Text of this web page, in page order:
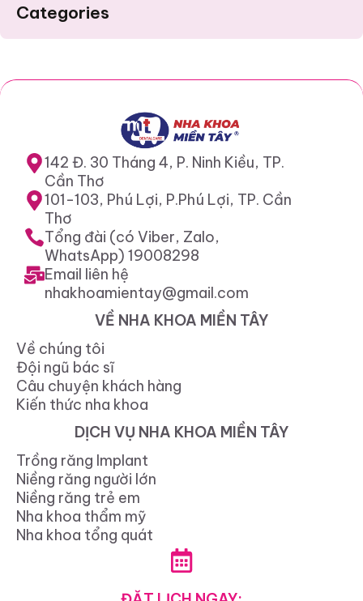
Categories
142 Đ. 30 Tháng 4, P. Ninh Kiều, TP.
Cần Thơ
101-103, Phú Lợi, P.Phú Lợi, TP. Cần
Thơ
Tổng đài (có Viber, Zalo,
WhatsApp) 19008298
Email liên hệ
nhakhoamientay@gmail.com
VỀ NHA KHOA MIỀN TÂY
Về chúng tôi
Đội ngũ bác sĩ
Câu chuyện khách hàng
Kiến thức nha khoa
DỊCH VỤ NHA KHOA MIỀN TÂY
Trồng răng Implant
Niềng răng người lớn
Niềng răng trẻ em
Nha khoa thẩm mỹ
Nha khoa tổng quát